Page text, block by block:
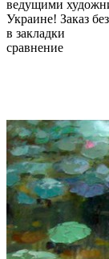
ведущими
Украине! Заказ
в закладки
сравнение